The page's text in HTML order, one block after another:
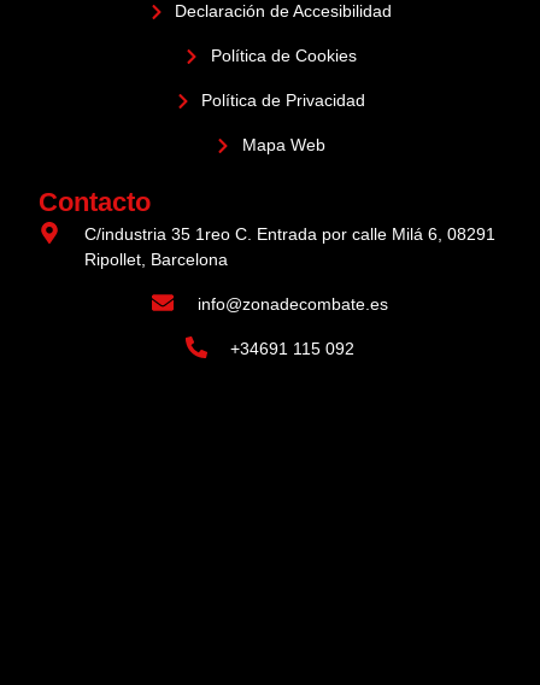
Declaración de Accesibilidad
Política de Cookies
Política de Privacidad
Mapa Web
Contacto
C/industria 35 1reo C. Entrada por calle Milá 6, 08291
Ripollet, Barcelona
info@zonadecombate.es
+34691 115 092